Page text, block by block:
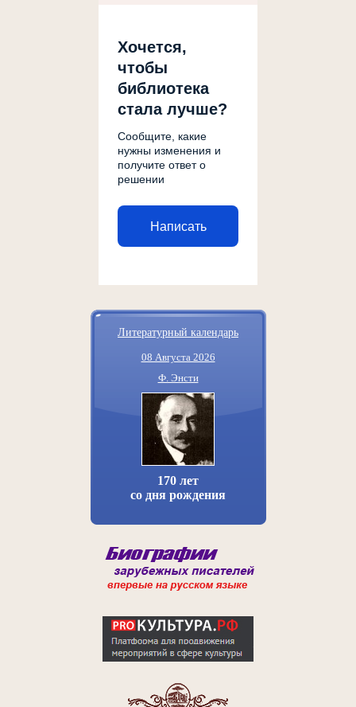
Хочется,
чтобы
библиотека
стала лучше?
Сообщите, какие
нужны изменения и
получите ответ о
решении
Написать
Литературный календарь
08 Августа 2026
Ф. Энсти
170 лет
со дня рождения